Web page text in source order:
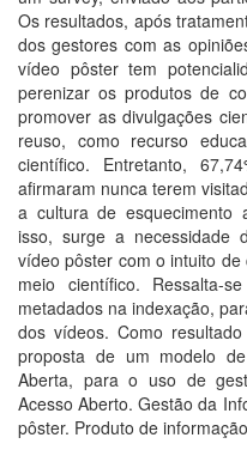
Os resultados, após
dos gestores com as
vídeo pôster tem
perenizar os produtos de
promover as divulgações
reuso, como recurso
científico. Entretanto,
afirmaram nunca terem
a cultura de esquecimento
isso, surge a necessidade
vídeo pôster com o intuito
meio científico. Ressalta-
metadados na indexação,
dos vídeos. Como
proposta de um modelo
Aberta, para o uso de
Acesso Aberto. Gestão da
pôster. Produto de